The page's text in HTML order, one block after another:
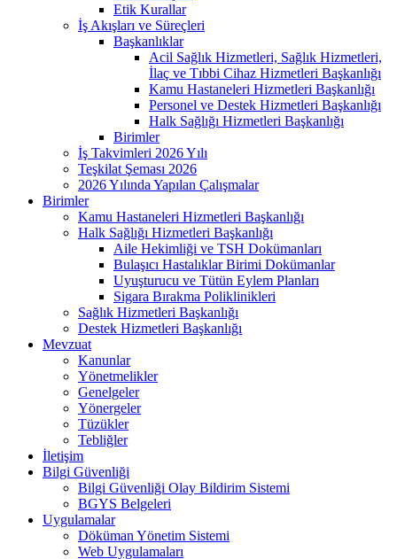
Etik Kurallar
İş Akışları ve Süreçleri
Başkanlıklar
Acil Sağlık Hizmetleri, Sağlık Hizmetleri,
İlaç ve Tıbbi Cihaz Hizmetleri Başkanlığı
Kamu Hastaneleri Hizmetleri Başkanlığı
Personel ve Destek Hizmetleri Başkanlığı
Halk Sağlığı Hizmetleri Başkanlığı
Birimler
İş Takvimleri 2026 Yılı
Teşkilat Şeması 2026
2026 Yılında Yapılan Çalışmalar
Birimler
Kamu Hastaneleri Hizmetleri Başkanlığı
Halk Sağlığı Hizmetleri Başkanlığı
Aile Hekimliği ve TSH Dokümanları
Bulaşıcı Hastalıklar Birimi Dokümanlar
Uyuşturucu ve Tütün Eylem Planları
Sigara Bırakma Poliklinikleri
Sağlık Hizmetleri Başkanlığı
Destek Hizmetleri Başkanlığı
Mevzuat
Kanunlar
Yönetmelikler
Genelgeler
Yönergeler
Tüzükler
Tebliğler
İletişim
Bilgi Güvenliği
Bilgi Güvenliği Olay Bildirim Sistemi
BGYS Belgeleri
Uygulamalar
Döküman Yönetim Sistemi
Web Uygulamaları